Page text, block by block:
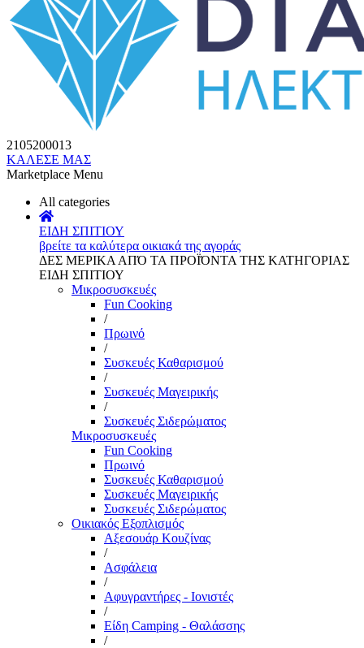
2105200013
ΚΑΛΕΣΕ ΜΑΣ
Marketplace Menu
All categories
ΕΙΔΗ ΣΠΙΤΙΟΥ
βρείτε τα καλύτερα οικιακά της αγοράς
ΔΕΣ ΜΕΡΙΚΑ ΑΠΌ ΤΑ ΠΡΟΪΌΝΤΑ ΤΗΣ ΚΑΤΗΓΟΡΙΑΣ
ΕΙΔΗ ΣΠΙΤΙΟΥ
Μικροσυσκευές
Fun Cooking
/
Πρωινό
/
Συσκευές Καθαρισμού
/
Συσκευές Μαγειρικής
/
Συσκευές Σιδερώματος
Μικροσυσκευές
Fun Cooking
Πρωινό
Συσκευές Καθαρισμού
Συσκευές Μαγειρικής
Συσκευές Σιδερώματος
Οικιακός Εξοπλισμός
Αξεσουάρ Κουζίνας
/
Ασφάλεια
/
Αφυγραντήρες - Ιονιστές
/
Είδη Camping - Θαλάσσης
/